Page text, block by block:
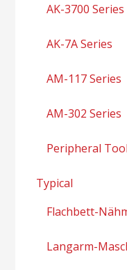
AK-3700 Series
AK-7A Series
AM-117 Series
AM-302 Series
Peripheral
Typical
Flachbett-
Langarm-